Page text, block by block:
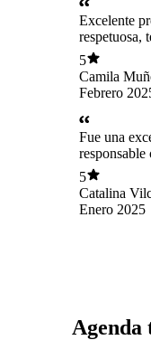
Excelente
respetuosa,
desde el
Explica
da el tiempo
dudas. La
experiencia.
5
Camila
Rojas
Febrero
Fue una
responsable
transmitió
100%
5
Catalina
Enero 2025
Agenda